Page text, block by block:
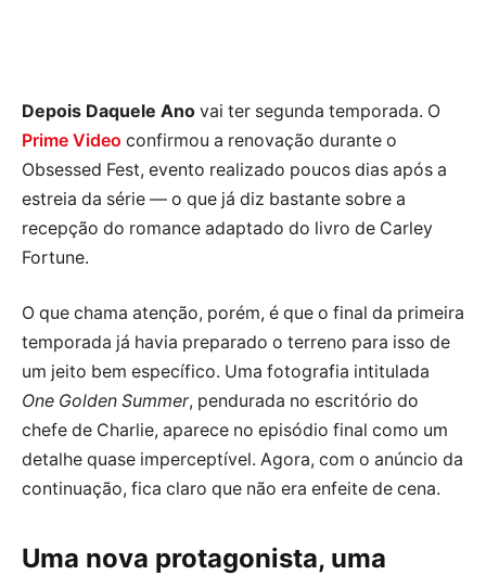
Depois Daquele Ano vai ter segunda temporada. O
Prime Video confirmou a renovação durante o
Obsessed Fest, evento realizado poucos dias após a
estreia da série — o que já diz bastante sobre a
recepção do romance adaptado do livro de Carley
Fortune.
O que chama atenção, porém, é que o final da primeira
temporada já havia preparado o terreno para isso de
um jeito bem específico. Uma fotografia intitulada
One Golden Summer, pendurada no escritório do
chefe de Charlie, aparece no episódio final como um
detalhe quase imperceptível. Agora, com o anúncio da
continuação, fica claro que não era enfeite de cena.
Uma nova protagonista, uma